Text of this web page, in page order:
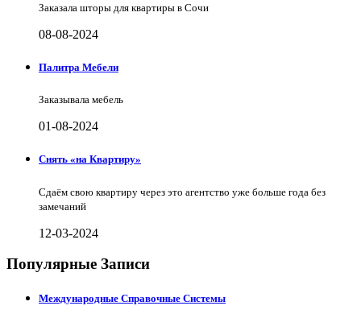
Заказала шторы для квартиры в Сочи
08-08-2024
Палитра Мебели
Заказывала мебель
01-08-2024
Снять «на Квартиру»
Сдаём свою квартиру через это агентство уже больше года без
замечаний
12-03-2024
Популярные Записи
Международные Справочные Системы